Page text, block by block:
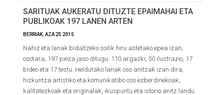
SARITUAK AUKERATU DITUZTE EPAIMAHAI ETA
PUBLIKOAK 197 LANEN ARTEN
BERRIAK AZA 25 2015
Nahiz eta lanak bidaltzeko soilik hiru astetako epea izan,
osotara, 197 pieza jaso ditugu: 110 argazki, 50 ilustrazio, 17
bideo eta 17 testu. Heldutako lanak oso anitzak izan dira,
hizkuntza artistiko eta komunikatibo oso ezberdinekoak;
kalitatezkoak eta originalak; ikuspuntu eta istorio anitz landu